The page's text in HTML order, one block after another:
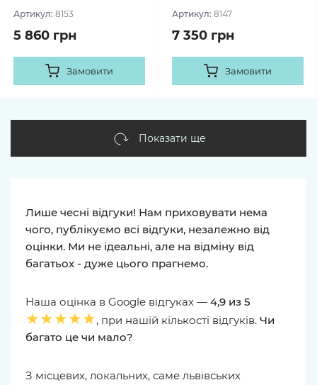
Артикул: 8153
5 860 грн
Замовити
Артикул: 8147
7 350 грн
Замовити
Показати ще
Лише чесні відгуки! Нам приховувати нема
чого, публікуємо всі відгуки, незалежно від
оцінки. Ми не ідеальні, але на відміну від
багатьох - дуже цього прагнемо.
Наша оцінка в Google відгуках — 4,9 из 5
★★★★★, при нашій кількості відгуків. Чи
багато це чи мало?
З місцевих, локальних, саме львівських